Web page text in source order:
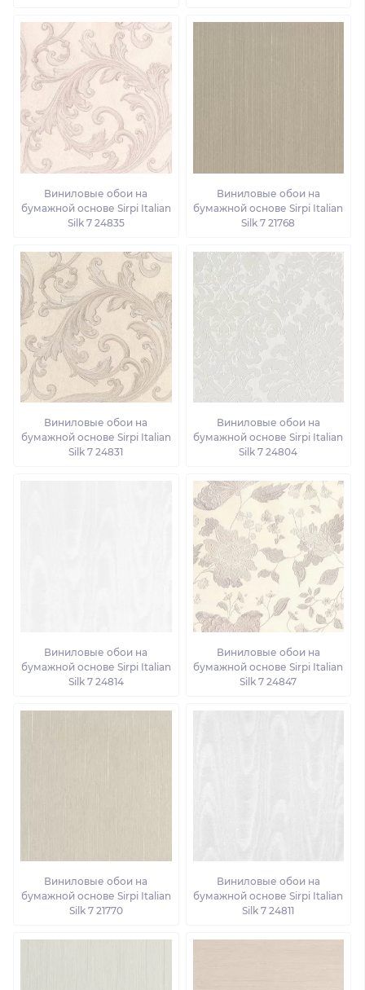
Виниловые обои на
бумажной основе Sirpi Italian
Silk 7 24835
Виниловые обои на
бумажной основе Sirpi Italian
Silk 7 21768
Виниловые обои на
бумажной основе Sirpi Italian
Silk 7 24831
Виниловые обои на
бумажной основе Sirpi Italian
Silk 7 24804
Виниловые обои на
бумажной основе Sirpi Italian
Silk 7 24814
Виниловые обои на
бумажной основе Sirpi Italian
Silk 7 24847
Виниловые обои на
бумажной основе Sirpi Italian
Silk 7 21770
Виниловые обои на
бумажной основе Sirpi Italian
Silk 7 24811